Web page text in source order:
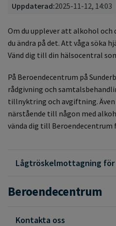
Uppdaterad:2025-11-12, 14:03
Om du upplever att alkohol och
du ändra på det. Att våga söka
Vänd dig till din hälsocentral
På Beroendecentrum på
rådgivning och
tillnyktring och avgiftning.
närstående till någon med
vända dig till Beroendecentrum
Lågtröskelmottagning
Beroendecentrum
Kontakta oss